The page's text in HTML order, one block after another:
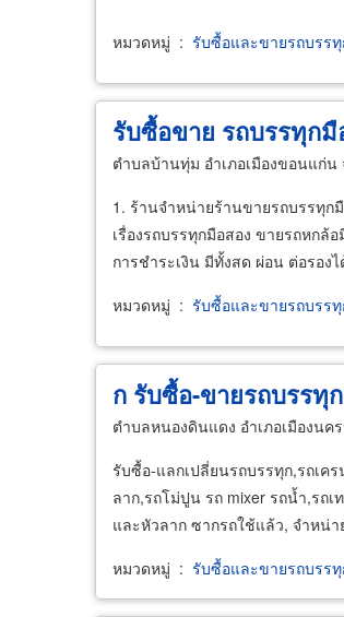
หมวดหมู่ : รับซื้อและขายรถบรร
รับซื้อขาย รถบรรทุก
ตำบลบ้านทุ่ม อำเภอเมืองขอนแก่
1. ร้านจำหน่ายร้านขายรถบรรทุก
เรื่องรถบรรทุกมือสอง ขายรถหกล้
การชำระเงิน มีทั้งสด ผ่อน ต่อรอง
หมวดหมู่ : รับซื้อและขายรถบรร
ก รับซื้อ-ขายรถบรรทุ
ตำบลหนองดินแดง อำเภอเมืองนค
รับซื้อ-แลกเปลี่ยนรถบรรทุก,รถเค
ลาก,รถโม่ปูน รถ mixer รถน้ำ,รถ
และหัวลาก ซากรถใช้แล้ว, จำหน่า
หมวดหมู่ : รับซื้อและขายรถบรร